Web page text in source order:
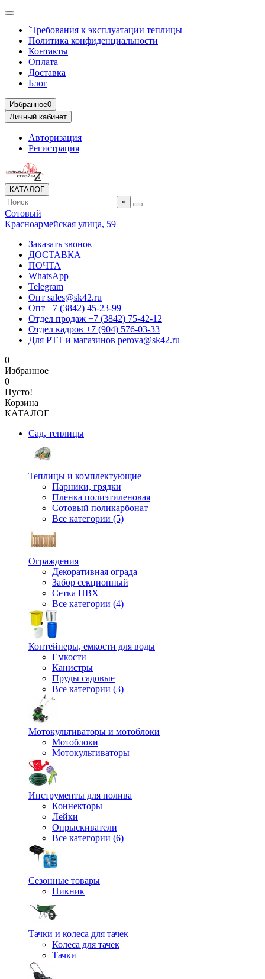
`Требования к эксплуатации теплицы
Политика конфиденциальности
Контакты
Оплата
Доставка
Блог
Избранное0
Личный кабинет
Авторизация
Регистрация
КАТАЛОГ
×
Сотовый
Красноармейская улица, 59
Заказать звонок
ДОСТАВКА
ПОЧТА
WhatsApp
Telegram
Опт sales@sk42.ru
Опт +7 (3842) 45-23-99
Отдел продаж +7 (3842) 75-42-12
Отдел кадров +7 (904) 576-03-33
Для РТТ и магазинов perova@sk42.ru
0
Избранное
0
Пусто!
Корзина
КАТАЛОГ
Сад, теплицы
Теплицы и комплектующие
Парники, грядки
Пленка полиэтиленовая
Сотовый поликарбонат
Все категории (5)
Ограждения
Декоративная ограда
Забор секционный
Сетка ПВХ
Все категории (4)
Контейнеры, емкости для воды
Емкости
Канистры
Пруды садовые
Все категории (3)
Мотокультиваторы и мотоблоки
Мотоблоки
Мотокультиваторы
Инструменты для полива
Коннекторы
Лейки
Опрыскиватели
Все категории (6)
Сезонные товары
Пикник
Тачки и колеса для тачек
Колеса для тачек
Тачки